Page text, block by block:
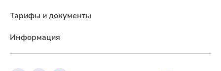
Тарифы и документы
Информация